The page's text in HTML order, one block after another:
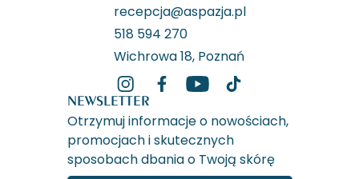
recepcja@aspazja.pl
518 594 270
Wichrowa 18, Poznań
NEWSLETTER
Otrzymuj informacje o nowościach,
promocjach i skutecznych
sposobach dbania o Twoją skórę